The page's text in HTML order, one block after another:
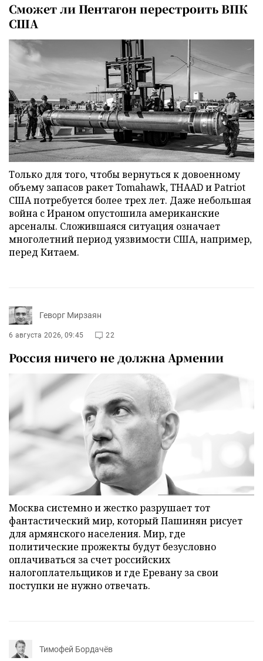
Сможет ли Пентагон перестроить ВПК
США
Только для того, чтобы вернуться к довоенному
объему запасов ракет Tomahawk, THAAD и Patriot
США потребуется более трех лет. Даже небольшая
война с Ираном опустошила американские
арсеналы. Сложившаяся ситуация означает
многолетний период уязвимости США, например,
перед Китаем.
Геворг Мирзаян
6 августа 2026, 09:45 22
Россия ничего не должна Армении
Москва системно и жестко разрушает тот
фантастический мир, который Пашинян рисует
для армянского населения. Мир, где
политические прожекты будут безусловно
оплачиваться за счет российских
налогоплательщиков и где Еревану за свои
поступки не нужно отвечать.
Тимофей Бордачёв